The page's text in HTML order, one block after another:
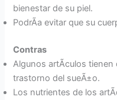
bienestar de su piel.
PodrÃ­a evitar que su
Contras
Algunos artÃ­culos tienen
trastorno del sueÃ±o.
Los nutrientes de los